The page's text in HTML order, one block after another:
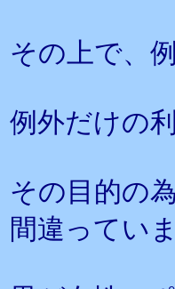
その上で、
例外だけの
その目的の
間違っていま